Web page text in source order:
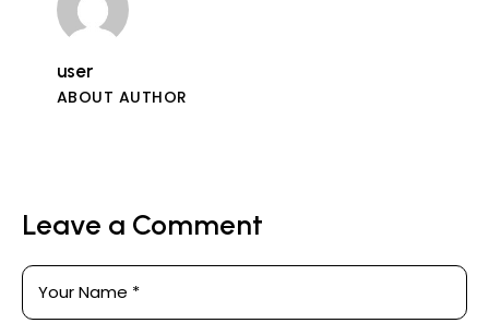
user
ABOUT AUTHOR
Leave a Comment